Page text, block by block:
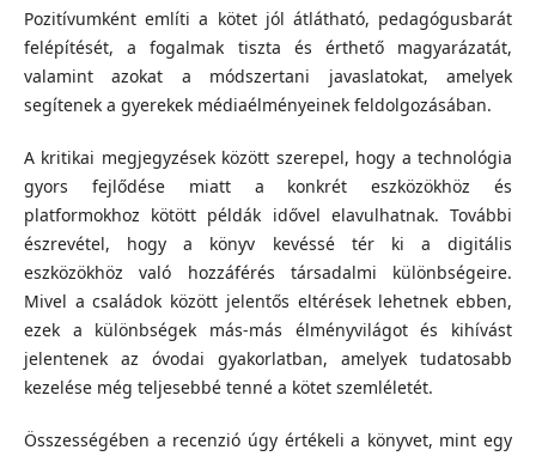
Pozitívumként említi a kötet jól átlátható, pedagógusbarát
felépítését, a fogalmak tiszta és érthető magyarázatát,
valamint azokat a módszertani javaslatokat, amelyek
segítenek a gyerekek médiaélményeinek feldolgozásában.
A kritikai megjegyzések között szerepel, hogy a technológia
gyors fejlődése miatt a konkrét eszközökhöz és
platformokhoz kötött példák idővel elavulhatnak. További
észrevétel, hogy a könyv kevéssé tér ki a digitális
eszközökhöz való hozzáférés társadalmi különbségeire.
Mivel a családok között jelentős eltérések lehetnek ebben,
ezek a különbségek más-más élményvilágot és kihívást
jelentenek az óvodai gyakorlatban, amelyek tudatosabb
kezelése még teljesebbé tenné a kötet szemléletét.
Összességében a recenzió úgy értékeli a könyvet, mint egy